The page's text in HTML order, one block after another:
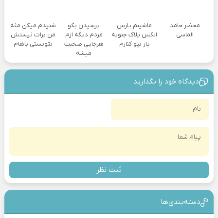
محضر حامد
الماسی
ماشینم پارس
الکس پلاک جنوبه
یار بیو کنارم
پرسیدن بگو
مردم دیگه ازم
هرجایی صحبت
میشه
شنیدم میگن مثه
من برات نیستش
نتونستی باهام
دیدگاه خود را بگذارید
ثبت نظر
دسته‌بندی‎‌‌ها